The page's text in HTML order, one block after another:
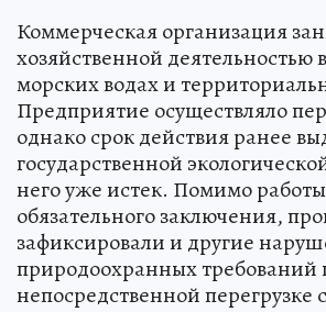
Коммерческая организация
хозяйственной деятельностью
морских водах и
Предприятие осуществляло
однако срок действия ранее
государственной
него уже истек. Помимо
обязательного заключения,
зафиксировали и другие
природоохранных требований
непосредственной перегрузке